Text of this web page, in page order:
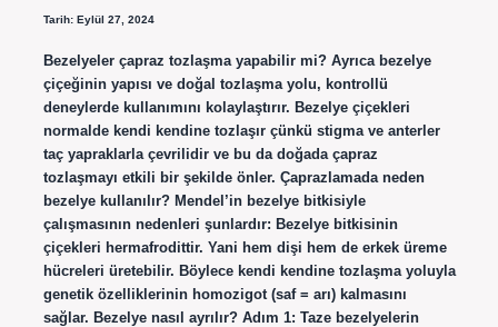
Tarih: Eylül 27, 2024
Bezelyeler çapraz tozlaşma yapabilir mi? Ayrıca bezelye
çiçeğinin yapısı ve doğal tozlaşma yolu, kontrollü
deneylerde kullanımını kolaylaştırır. Bezelye çiçekleri
normalde kendi kendine tozlaşır çünkü stigma ve anterler
taç yapraklarla çevrilidir ve bu da doğada çapraz
tozlaşmayı etkili bir şekilde önler. Çaprazlamada neden
bezelye kullanılır? Mendel’in bezelye bitkisiyle
çalışmasının nedenleri şunlardır: Bezelye bitkisinin
çiçekleri hermafrodittir. Yani hem dişi hem de erkek üreme
hücreleri üretebilir. Böylece kendi kendine tozlaşma yoluyla
genetik özelliklerinin homozigot (saf = arı) kalmasını
sağlar. Bezelye nasıl ayrılır? Adım 1: Taze bezelyelerin